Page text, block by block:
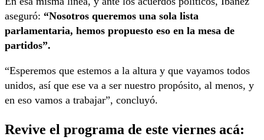
aseguró: “Nosotros queremos una sola lista
parlamentaria, hemos propuesto eso en la mesa de
partidos”.
“Esperemos que estemos a la altura y que vayamos todos
unidos, así que ese va a ser nuestro propósito, al menos, y
en eso vamos a trabajar”, concluyó.
Revive el programa de este viernes acá: